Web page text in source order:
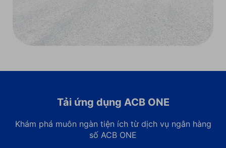
Tải ứng dụng ACB ONE
Khám phá muôn ngàn tiện ích từ dịch vụ ngân hàng
số ACB ONE